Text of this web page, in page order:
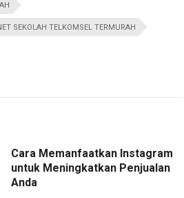
SEKOLAH TELKOMSEL TERMURAH
Cara Memanfaatkan Instagram
untuk Meningkatkan Penjualan
Anda